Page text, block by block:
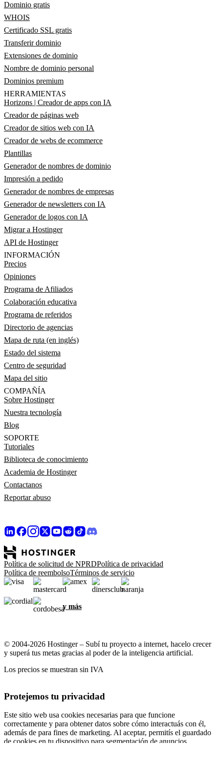
Dominio gratis
WHOIS
Certificado SSL gratis
Transferir dominio
Extensiones de dominio
Nombre de dominio personal
Dominios premium
HERRAMIENTAS
Horizons | Creador de apps con IA
Creador de páginas web
Creador de sitios web con IA
Creador de webs de ecommerce
Plantillas
Generador de nombres de dominio
Impresión a pedido
Generador de nombres de empresas
Generador de newsletters con IA
Generador de logos con IA
Migrar a Hostinger
API de Hostinger
INFORMACIÓN
Precios
Opiniones
Programa de Afiliados
Colaboración educativa
Programa de referidos
Directorio de agencias
Mapa de ruta (en inglés)
Estado del sistema
Centro de seguridad
Mapa del sitio
COMPAÑÍA
Sobre Hostinger
Nuestra tecnología
Blog
SOPORTE
Tutoriales
Biblioteca de conocimiento
Academia de Hostinger
Contactanos
Reportar abuso
Política de solicitud de NPRDPolítica de privacidad
Política de reembolsoTérminos de servicio
y más
© 2004-2026 Hostinger – Subí tu proyecto a internet, hacelo crecer
y superá tus metas gracias al poder de la inteligencia artificial.
Los precios se muestran sin IVA
Protejemos tu privacidad
Este sitio web usa cookies necesarias para que funcione
correctamente y para obtener datos sobre cómo interactuás con él,
además de para fines de marketing. Al aceptar, permitís el guardado
de cookies en tu dispositivo para segmentación de anuncios,